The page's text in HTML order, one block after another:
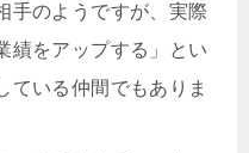
手のようですが、実際
績をアップする」とい
ている仲間でもありま